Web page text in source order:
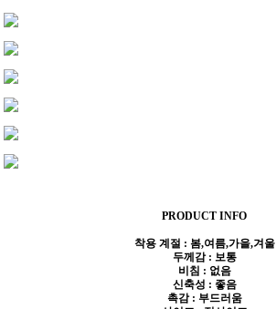
PRODUCT INFO
착용 계절 : 봄,여름,가을,겨울
두께감 : 보통
비침 : 없음
신축성 : 좋음
촉감 : 부드러움